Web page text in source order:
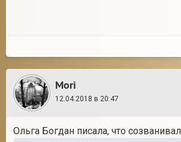
Mori
12.04.2018 в 20:47
Ольга Богдан писала, что